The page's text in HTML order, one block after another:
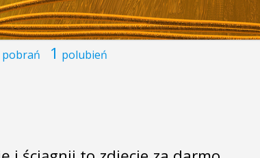
pobrań 1 polubień